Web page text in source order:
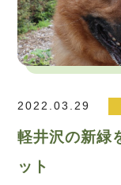
2022.03.29
軽井沢の新緑
ット